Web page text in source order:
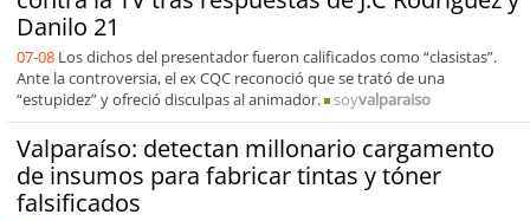
Danilo 21
07-08 Los dichos del presentador fueron calificados como “clasistas”.
Ante la controversia, el ex CQC reconoció que se trató de una
“estupidez” y ofreció disculpas al animador.
soyvalparaiso
Valparaíso: detectan millonario cargamento
de insumos para fabricar tintas y tóner
falsificados